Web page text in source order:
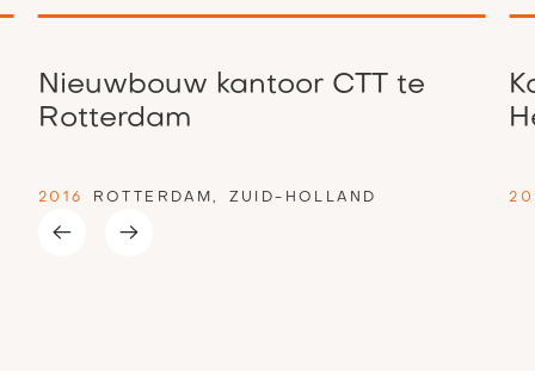
Nieuwbouw kantoor CTT te
Rotterdam
2016 ROTTERDAM, ZUID-HOLLAND
Slide 2 of 4.